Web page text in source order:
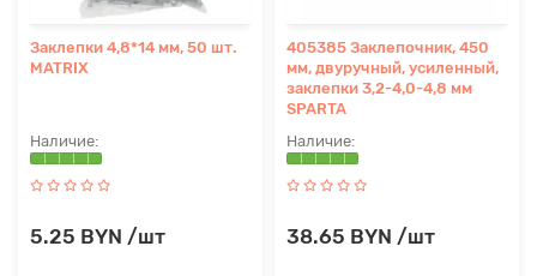
Заклепки 4,8*14 мм, 50 шт.
MATRIX
5.25 BYN /шт
405385 Заклепочник, 450
мм, двуручный, усиленный,
заклепки 3,2-4,0-4,8 мм
SPARTA
38.65 BYN /шт